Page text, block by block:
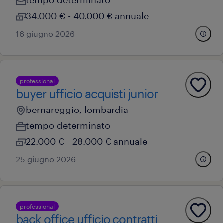
34.000 € - 40.000 € annuale
16 giugno 2026
professional
buyer ufficio acquisti junior
bernareggio, lombardia
tempo determinato
22.000 € - 28.000 € annuale
25 giugno 2026
professional
back office ufficio contratti